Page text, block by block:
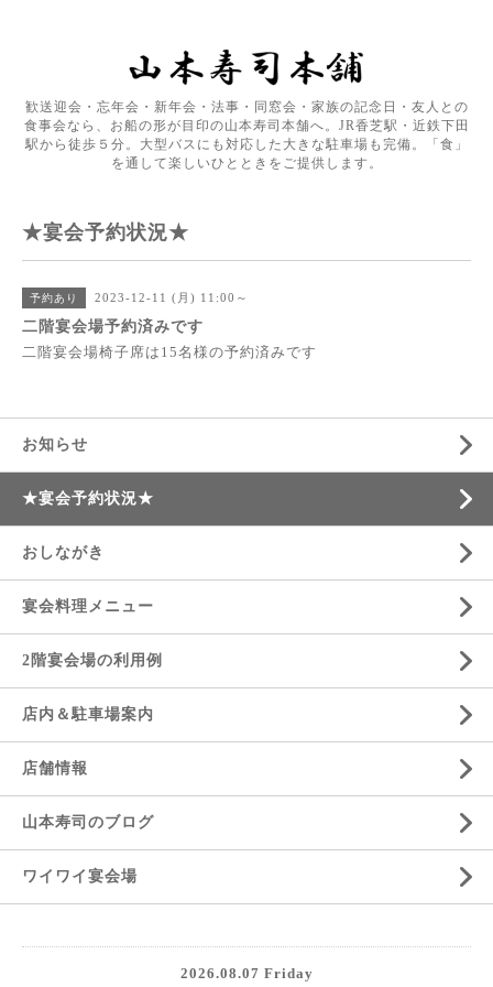
歓送迎会・忘年会・新年会・法事・同窓会・家族の記念日・友人との
食事会なら、お船の形が目印の山本寿司本舗へ。JR香芝駅・近鉄下田
駅から徒歩５分。大型バスにも対応した大きな駐車場も完備。「食」
を通して楽しいひとときをご提供します。
★宴会予約状況★
予約あり 2023-12-11 (月) 11:00～
二階宴会場予約済みです
二階宴会場椅子席は15名様の予約済みです
お知らせ
★宴会予約状況★
おしながき
宴会料理メニュー
2階宴会場の利用例
店内＆駐車場案内
店舗情報
山本寿司のブログ
ワイワイ宴会場
2026.08.07 Friday